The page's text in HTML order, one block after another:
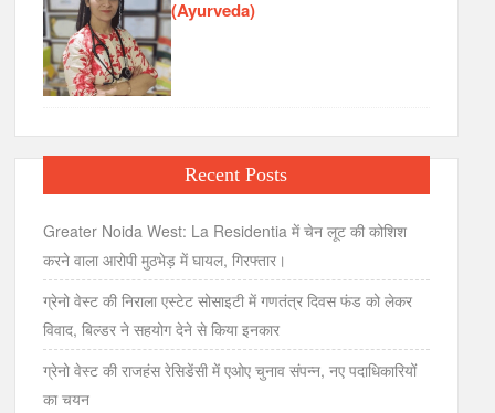
(Ayurveda)
Recent Posts
Greater Noida West: La Residentia में चेन लूट की कोशिश
करने वाला आरोपी मुठभेड़ में घायल, गिरफ्तार।
ग्रेनो वेस्ट की निराला एस्टेट सोसाइटी में गणतंत्र दिवस फंड को लेकर
विवाद, बिल्डर ने सहयोग देने से किया इनकार
ग्रेनो वेस्ट की राजहंस रेसिडेंसी में एओए चुनाव संपन्न, नए पदाधिकारियों
का चयन